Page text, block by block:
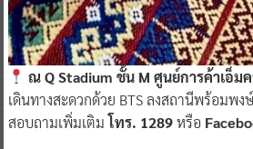
ณ Q Stadium ชั้น M ศูนย์การค้าเอ็ม
เดินทางสะดวกด้วย BTS ลงสถานีพร้อมพง
สอบถามเพิ่มเติม โทร. 1289หรือ